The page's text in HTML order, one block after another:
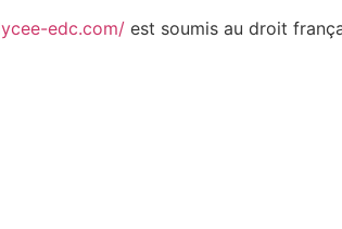
edc.com/ est soumis au droit